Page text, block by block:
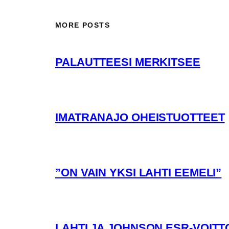
MORE POSTS
PALAUTTEESI MERKITSEE
IMATRANAJO OHEISTUOTTEET
”ON VAIN YKSI LAHTI EEMELI”